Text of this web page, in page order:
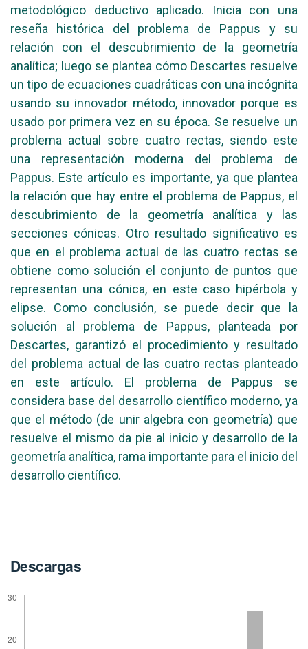
metodológico deductivo aplicado. Inicia con una
reseña histórica del problema de Pappus y su
relación con el descubrimiento de la geometría
analítica; luego se plantea cómo Descartes resuelve
un tipo de ecuaciones cuadráticas con una incógnita
usando su innovador método, innovador porque es
usado por primera vez en su época. Se resuelve un
problema actual sobre cuatro rectas, siendo este
una representación moderna del problema de
Pappus. Este artículo es importante, ya que plantea
la relación que hay entre el problema de Pappus, el
descubrimiento de la geometría analítica y las
secciones cónicas. Otro resultado significativo es
que en el problema actual de las cuatro rectas se
obtiene como solución el conjunto de puntos que
representan una cónica, en este caso hipérbola y
elipse. Como conclusión, se puede decir que la
solución al problema de Pappus, planteada por
Descartes, garantizó el procedimiento y resultado
del problema actual de las cuatro rectas planteado
en este artículo. El problema de Pappus se
considera base del desarrollo científico moderno, ya
que el método (de unir algebra con geometría) que
resuelve el mismo da pie al inicio y desarrollo de la
geometría analítica, rama importante para el inicio del
desarrollo científico.
Descargas